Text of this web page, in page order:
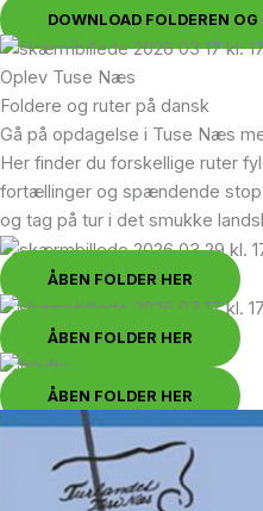
DOWNLOAD FOLDEREN OG
Oplev Tuse Næs
Foldere og ruter på dansk
Gå på opdagelse i Tuse Næs
Her finder du forskellige ruter
fortællinger og spændende
og tag på tur i det smukke
ÅBEN FOLDER HER
ÅBEN FOLDER HER
ÅBEN FOLDER HER